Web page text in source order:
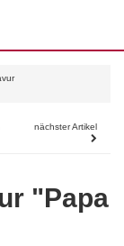
nächster Artikel
"Papa